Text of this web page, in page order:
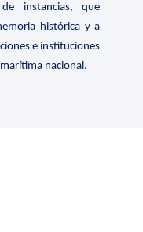
instancias, que
histórica y a
e instituciones
nacional.